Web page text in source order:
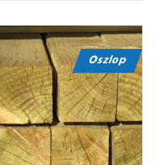
Oszlop